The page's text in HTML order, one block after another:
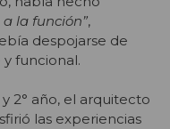
la función”,
despojarse de
funcional.
2° año, el arquitecto
las experiencias